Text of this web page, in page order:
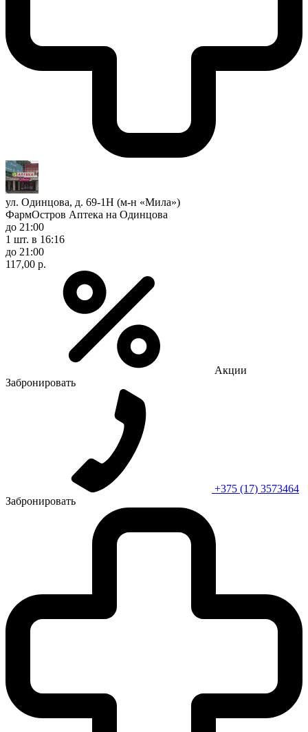
ул. Одинцова, д. 69-1Н (м-н «Мила»)
ФармОстров Аптека на Одинцова
до 21:00
1 шт. в 16:16
до 21:00
117,00 р.
Акции
Забронировать
+375 (17) 3573464
Забронировать